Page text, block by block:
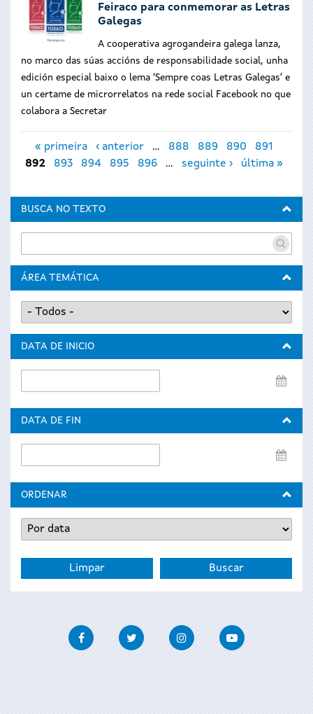
Feiraco para conmemorar as Letras
Galegas
A cooperativa agrogandeira galega lanza,
no marco das súas accións de responsabilidade social, unha
edición especial baixo o lema ‘Sempre coas Letras Galegas’ e
un certame de microrrelatos na rede social Facebook no que
colabora a Secretar
Páxinas
« primeira ‹ anterior … 888 889 890
891
892
893 894 895 896 … seguinte › última »
BUSCA NO TEXTO
ÁREA TEMÁTICA
DATA DE INICIO
de
DATA DE FIN
de
ORDENAR
FacebookTwitter InstagramYoutube